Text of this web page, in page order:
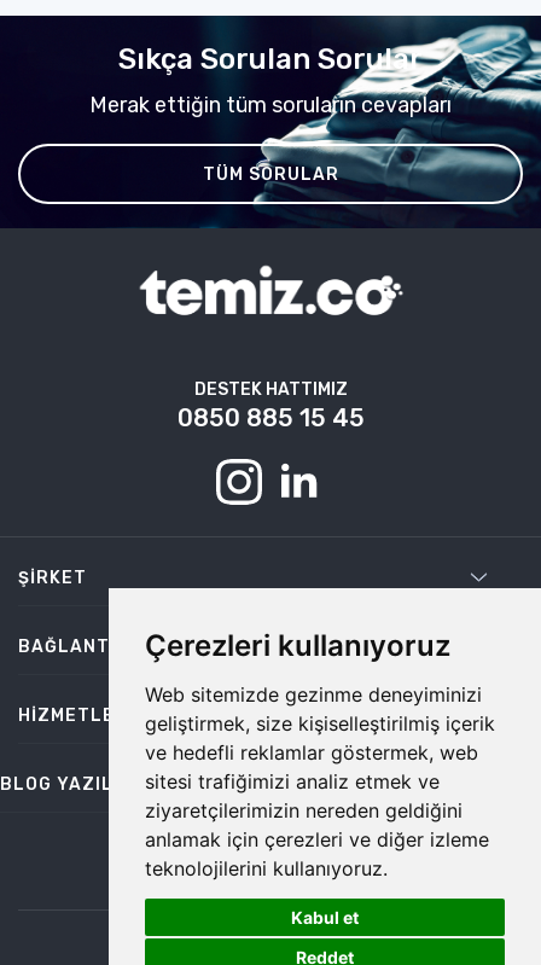
Çerezleri kullanıyoruz
Web sitemizde gezinme deneyiminizi
geliştirmek, size kişiselleştirilmiş içerik
ve hedefli reklamlar göstermek, web
sitesi trafiğimizi analiz etmek ve
ziyaretçilerimizin nereden geldiğini
anlamak için çerezleri ve diğer izleme
teknolojilerini kullanıyoruz.
Kabul et
Reddet
Sıkça Sorulan Sorular
Merak ettiğin tüm soruların cevapları
TÜM SORULAR
DESTEK HATTIMIZ
0850 885 15 45
ŞIRKET
BAĞLANTILAR
HIZMETLER
BLOG YAZILARI
bilgi@temiz.co
©2026 Temiz, Her Hakkı Saklıdır.